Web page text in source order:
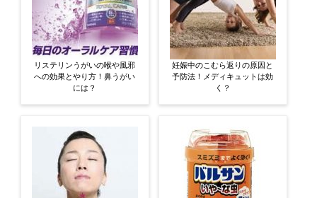
リステリンうがいの喉や風邪
への効果とやり方！鼻うがい
には？
妊娠中のこむら返りの原因と
予防法！メディキュットは効
く？